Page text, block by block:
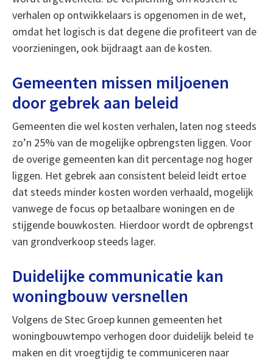
verhalen op ontwikkelaars is opgenomen in de wet,
omdat het logisch is dat degene die profiteert van de
voorzieningen, ook bijdraagt aan de kosten.
Gemeenten missen miljoenen
door gebrek aan beleid
Gemeenten die wel kosten verhalen, laten nog steeds
zo’n 25% van de mogelijke opbrengsten liggen. Voor
de overige gemeenten kan dit percentage nog hoger
liggen. Het gebrek aan consistent beleid leidt ertoe
dat steeds minder kosten worden verhaald, mogelijk
vanwege de focus op betaalbare woningen en de
stijgende bouwkosten. Hierdoor wordt de opbrengst
van grondverkoop steeds lager.
Duidelijke communicatie kan
woningbouw versnellen
Volgens de Stec Groep kunnen gemeenten het
woningbouwtempo verhogen door duidelijk beleid te
maken en dit vroegtijdig te communiceren naar